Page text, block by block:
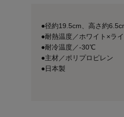
●径約19.5cm、高さ約
●耐熱温度／ホワイト×ラ
●耐冷温度／-30℃
●主材／ポリプロピレン
●日本製